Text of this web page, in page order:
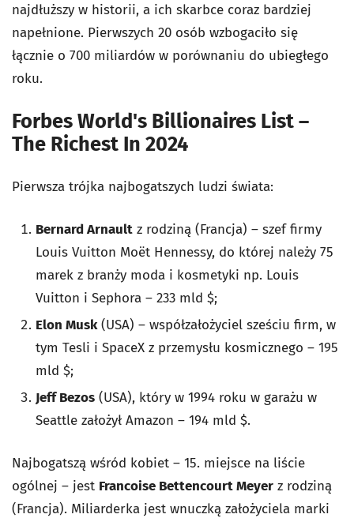
najdłuższy w historii, a ich skarbce coraz bardziej
napełnione. Pierwszych 20 osób wzbogaciło się
łącznie o 700 miliardów w porównaniu do ubiegłego
roku.
Forbes World's Billionaires List –
The Richest In 2024
Pierwsza trójka najbogatszych ludzi świata:
Bernard Arnault z rodziną (Francja) – szef firmy
Louis Vuitton Moët Hennessy, do której należy 75
marek z branży moda i kosmetyki np. Louis
Vuitton i Sephora – 233 mld $;
Elon Musk(USA) – współzałożyciel sześciu firm, w
tym Tesli i SpaceX z przemysłu kosmicznego – 195
mld $;
Jeff Bezos (USA), który w 1994 roku w garażu w
Seattle założył Amazon – 194 mld $.
Najbogatszą wśród kobiet – 15. miejsce na liście
ogólnej – jest Francoise Bettencourt Meyer z rodziną
(Francja). Miliarderka jest wnuczką założyciela marki